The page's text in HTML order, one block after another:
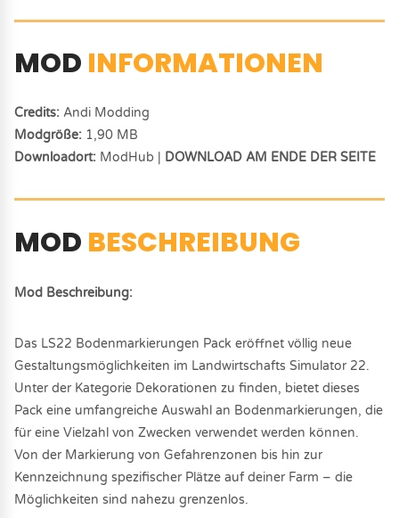
MOD INFORMATIONEN
Credits: Andi Modding
Modgröße: 1,90 MB
Downloadort: ModHub | DOWNLOAD AM ENDE DER SEITE
MOD BESCHREIBUNG
Mod Beschreibung:
Das LS22 Bodenmarkierungen Pack eröffnet völlig neue
Gestaltungsmöglichkeiten im Landwirtschafts Simulator 22.
Unter der Kategorie Dekorationen zu finden, bietet dieses
Pack eine umfangreiche Auswahl an Bodenmarkierungen, die
für eine Vielzahl von Zwecken verwendet werden können.
Von der Markierung von Gefahrenzonen bis hin zur
Kennzeichnung spezifischer Plätze auf deiner Farm – die
Möglichkeiten sind nahezu grenzenlos.